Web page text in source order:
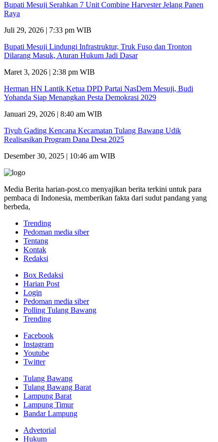
Bupati Mesuji Serahkan 7 Unit Combine Harvester Jelang Panen
Raya
Juli 29, 2026 | 7:33 pm WIB
Bupati Mesuji Lindungi Infrastruktur, Truk Fuso dan Tronton
Dilarang Masuk, Aturan Hukum Jadi Dasar
Maret 3, 2026 | 2:38 pm WIB
Herman HN Lantik Ketua DPD Partai NasDem Mesuji, Budi
Yohanda Siap Menangkan Pesta Demokrasi 2029
Januari 29, 2026 | 8:40 am WIB
Tiyuh Gading Kencana Kecamatan Tulang Bawang Udik
Realisasikan Program Dana Desa 2025
Desember 30, 2025 | 10:46 am WIB
Media Berita harian-post.co menyajikan berita terkini untuk para
pembaca di Indonesia, memberikan fakta dari sudut pandang yang
berbeda,
Trending
Pedoman media siber
Tentang
Kontak
Redaksi
Box Redaksi
Harian Post
Login
Pedoman media siber
Polling Tulang Bawang
Trending
Facebook
Instagram
Youtube
Twitter
Tulang Bawang
Tulang Bawang Barat
Lampung Barat
Lampung Timur
Bandar Lampung
Advetorial
Hukum